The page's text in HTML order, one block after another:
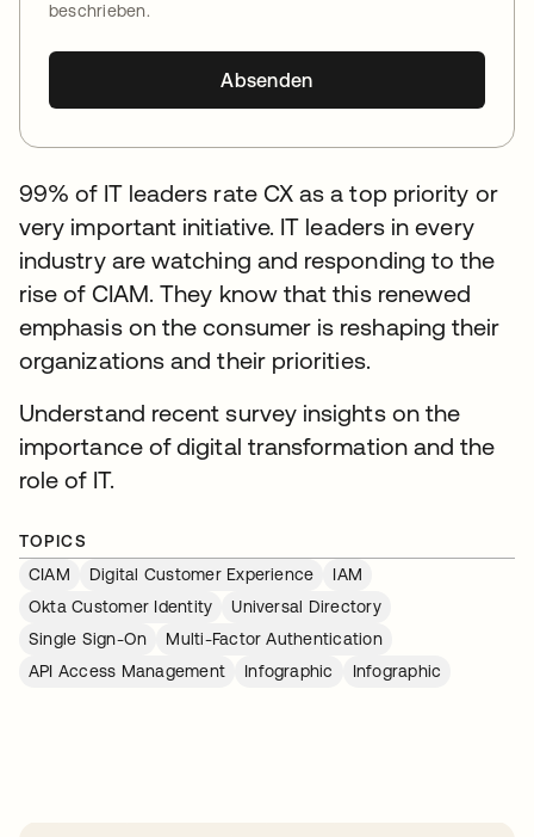
beschrieben.
Absenden
99% of IT leaders rate CX as a top priority or
very important initiative. IT leaders in every
industry are watching and responding to the
rise of CIAM. They know that this renewed
emphasis on the consumer is reshaping their
organizations and their priorities.
Understand recent survey insights on the
importance of digital transformation and the
role of IT.
TOPICS
CIAM
Digital Customer Experience
IAM
Okta Customer Identity
Universal Directory
Single Sign-On
Multi-Factor Authentication
API Access Management
Infographic Infographic